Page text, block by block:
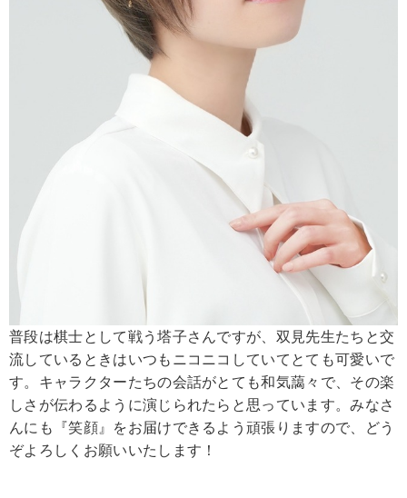
普段は棋士として戦う塔子さんですが、双見先生たちと交
流しているときはいつもニコニコしていてとても可愛いで
す。キャラクターたちの会話がとても和気藹々で、その楽
しさが伝わるように演じられたらと思っています。みなさ
んにも『笑顔』をお届けできるよう頑張りますので、どう
ぞよろしくお願いいたします！